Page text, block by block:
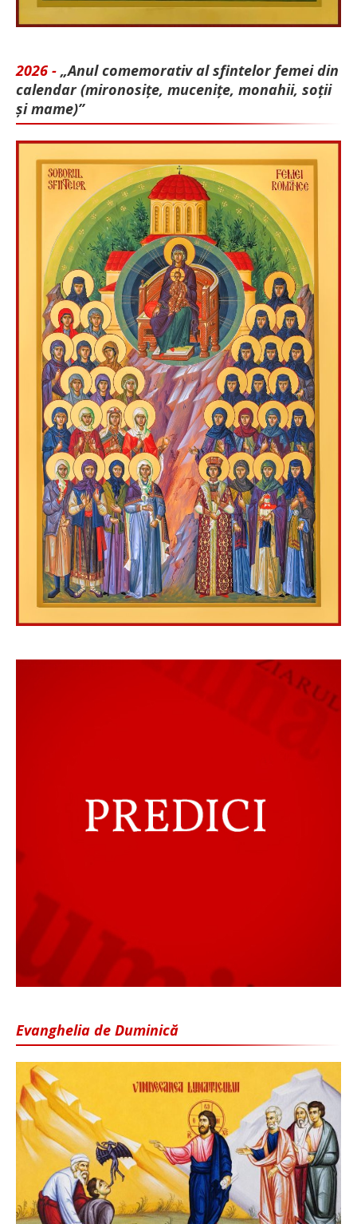
2026 - „Anul comemorativ al sfintelor femei din
calendar (mironosițe, mu­cenițe, monahii, soții
și mame)”
Evanghelia de Duminică